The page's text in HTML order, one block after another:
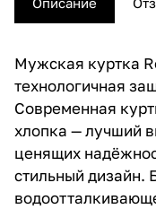
Мужская куртка
технологичная
Современная
хлопка — лучший
ценящих
стильный дизайн.